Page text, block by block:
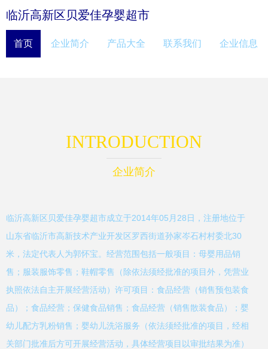
临沂高新区贝爱佳孕婴超市
首页 企业简介 产品大全 联系我们 企业信息
INTRODUCTION
企业简介
临沂高新区贝爱佳孕婴超市成立于2014年05月28日，注册地位于
山东省临沂市高新技术产业开发区罗西街道孙家岑石村村委北30
米，法定代表人为郭怀宝。经营范围包括一般项目：母婴用品销
售；服装服饰零售；鞋帽零售（除依法须经批准的项目外，凭营业
执照依法自主开展经营活动）许可项目：食品经营（销售预包装食
品）；食品经营；保健食品销售；食品经营（销售散装食品）；婴
幼儿配方乳粉销售；婴幼儿洗浴服务（依法须经批准的项目，经相
关部门批准后方可开展经营活动，具体经营项目以审批结果为准）